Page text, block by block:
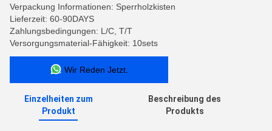
Verpackung Informationen: Sperrholzkisten
Lieferzeit: 60-90DAYS
Zahlungsbedingungen: L/C, T/T
Versorgungsmaterial-Fähigkeit: 10sets
Wir Reden Jetzt.
Einzelheiten zum
Produkt
Beschreibung des
Produkts